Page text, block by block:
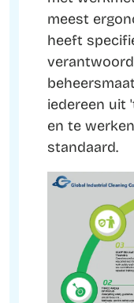
meest
heeft
iedereen uit
en te
standaard.